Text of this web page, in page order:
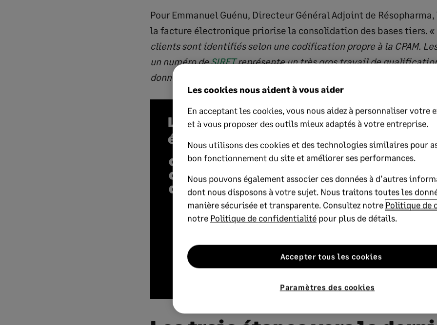
Pour Emmanuel Guénu, Directeur Général Adjoint de
la facture électronique priorise la consolidation des bases tiers. «
clients sont identifiés selon une codification propre à la CPAM.
un numéro deSIRETreprésente un très gros travail de
donnée
P
a
i
Les cookies nous aident à vous aider
En acceptant les cookies, vous nous aidez à personnaliser votre
et à vous proposer des outils mieux adaptés à votre entreprise.
Nous utilisons des cookies et des technologies similaires pour
bon fonctionnement du site et améliorer ses performances.
Nous pouvons également associer ces données à d’autres
dont nous disposons à votre sujet. Nous traitons toutes les
manière sécurisée et transparente. Consultez notre Politique de
notre Politique de confidentialité pour plus de détails.
Paramètres des cookies
Accepter tous les cookies